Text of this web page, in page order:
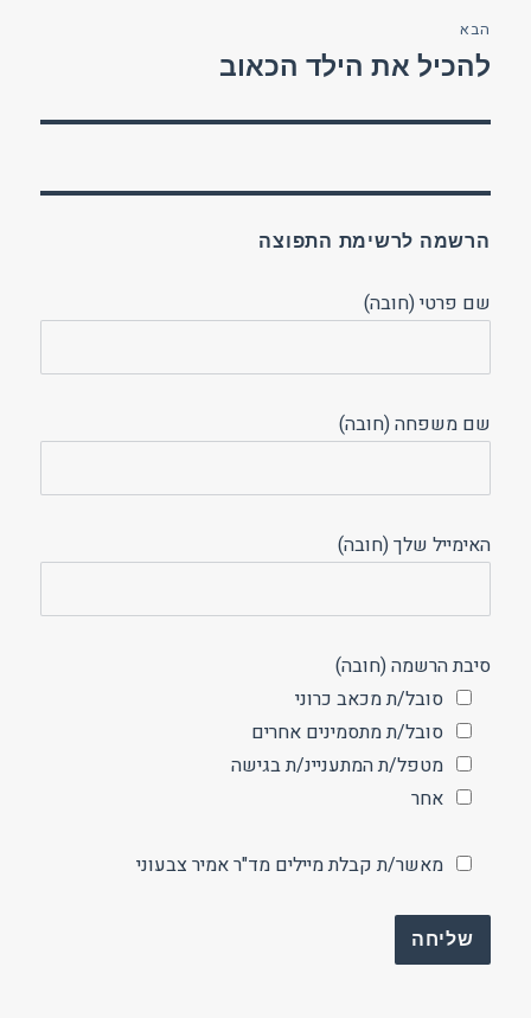
הבא
הפוסט
להכיל את הילד הכאוב
הרשמה לרשימת התפוצה
שם פרטי (חובה)
שם משפחה (חובה)
האימייל שלך (חובה)
סיבת הרשמה (חובה)
סובל/ת מכאב כרוני
סובל/ת מתסמינים אחרים
מטפל/ת המתעניינ/ת בגישה
אחר
מאשר/ת קבלת מיילים מד"ר אמיר צבעוני